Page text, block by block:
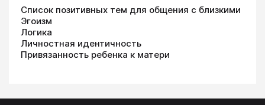
Список позитивных тем для общения с близкими
Эгоизм
Логика
Личностная идентичность
Привязанность ребенка к матери